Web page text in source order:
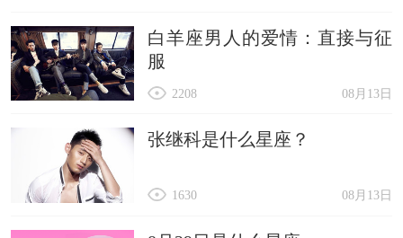
白羊座男人的爱情：直接与征
服
08月13日
2208
张继科是什么星座？
08月13日
1630